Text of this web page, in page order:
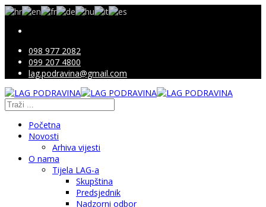
098 977 2082
099 207 4800
lag.podravina@gmail.com
Početna
Novosti
Arhiva vijesti
O nama
Tijela LAG-a
Skupština
Predsjednik
Nadzorni odbor